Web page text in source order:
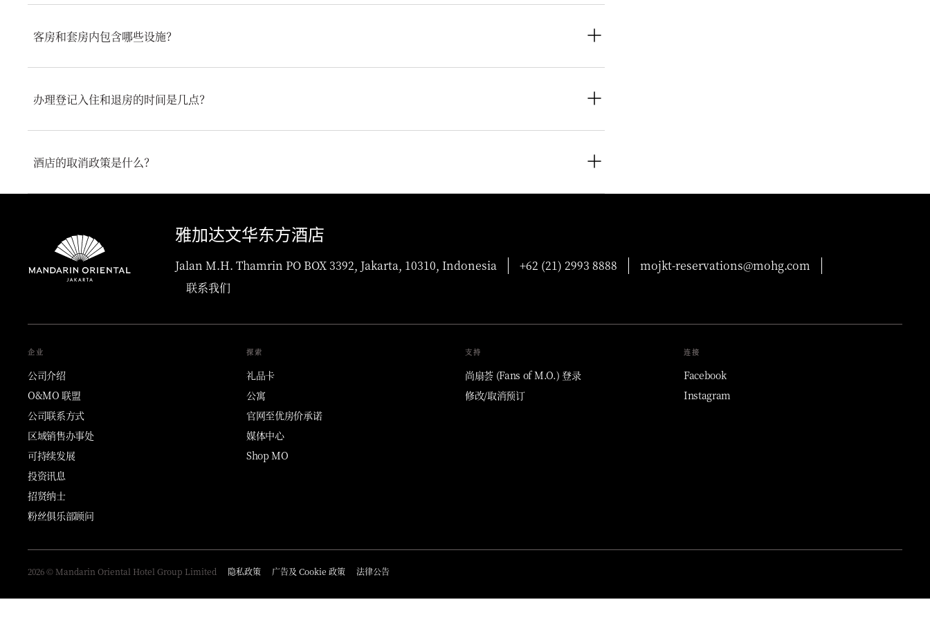
套房、东方套房和文华套房。
客房和套房内包含哪些设施？
视和空调。部分套房还可尊享专属行政酒廊和管家服务。
办理登记入住和退房的时间是几点？
知酒店团队。
酒店的取消政策是什么？
雅加达文华东方酒店
Jalan M.H. Thamrin PO BOX 3392, Jakarta, 10310, Indonesia +62 (21) 2993 8888
mojkt-reservations@mohg.com
联系我们
企业
公司介绍
O&MO 联盟
公司联系方式
区域销售办事处
可持续发展
投资讯息
招贤纳士
粉丝俱乐部顾问
探索
礼品卡
公寓
官网至优房价承诺
媒体中心
Shop MO
支持
尚扇荟 (Fans of M.O.) 登录
修改/取消预订
连接
Facebook
Instagram
2026 © Mandarin Oriental Hotel Group Limited 隐私政策 广告及 Cookie 政策 法律公告